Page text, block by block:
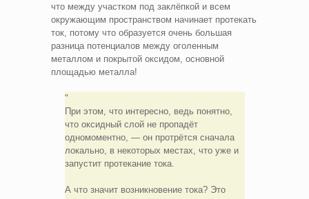
что между участком под заклёпкой и всем
окружающим пространством начинает протекать
ток, потому что образуется очень большая
разница потенциалов между оголенным
металлом и покрытой оксидом, основной
площадью металла!
При этом, что интересно, ведь понятно,
что оксидный слой не пропадёт
одномоментно, — он протрётся сначала
локально, в некоторых местах, что уже и
запустит протекание тока.
А что значит возникновение тока? Это